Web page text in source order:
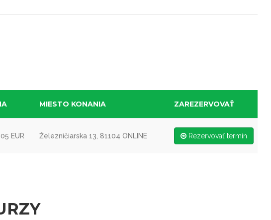
MIESTO KONANIA ZAREZERVOVAŤ
EUR Železničiarska 13, 81104 ONLINE Rezervovať termín